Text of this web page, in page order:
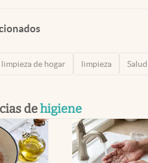
limpieza de hogar limpieza Salud
dehigiene